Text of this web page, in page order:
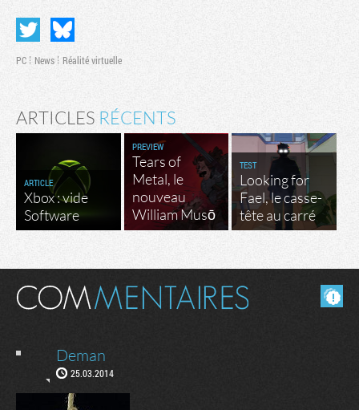
PC News Réalité virtuelle
ARTICLES RÉCENTS
ARTICLE
Xbox : vide
Software
PREVIEW
Tears of
Metal, le
nouveau
William Musō
TEST
Looking for
Fael, le casse-
tête au carré
Masquer les commentaires lus.
Deman
25.03.2014